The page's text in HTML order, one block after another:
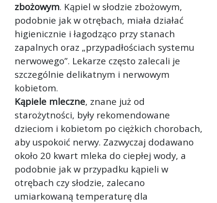
zbożowym. Kąpiel w słodzie zbożowym,
podobnie jak w otrębach, miała działać
higienicznie i łagodząco przy stanach
zapalnych oraz „przypadłościach systemu
nerwowego”. Lekarze często zalecali je
szczególnie delikatnym i nerwowym
kobietom.
Kąpiele mleczne, znane już od
starożytności, były rekomendowane
dzieciom i kobietom po ciężkich chorobach,
aby uspokoić nerwy. Zazwyczaj dodawano
około 20 kwart mleka do ciepłej wody, a
podobnie jak w przypadku kąpieli w
otrębach czy słodzie, zalecano
umiarkowaną temperaturę dla